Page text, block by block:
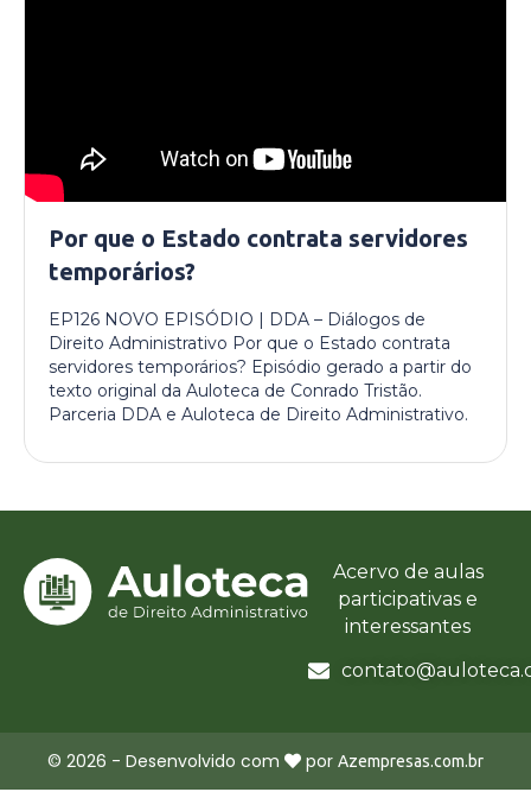
Por que o Estado contrata servidores
temporários?
EP126 NOVO EPISÓDIO | DDA – Diálogos de
Direito Administrativo Por que o Estado contrata
servidores temporários? Episódio gerado a partir do
texto original da Auloteca de Conrado Tristão.
Parceria DDA e Auloteca de Direito Administrativo.
Acervo de aulas
participativas e
interessantes
© 2026 - Desenvolvido com por Azempresas.com.br